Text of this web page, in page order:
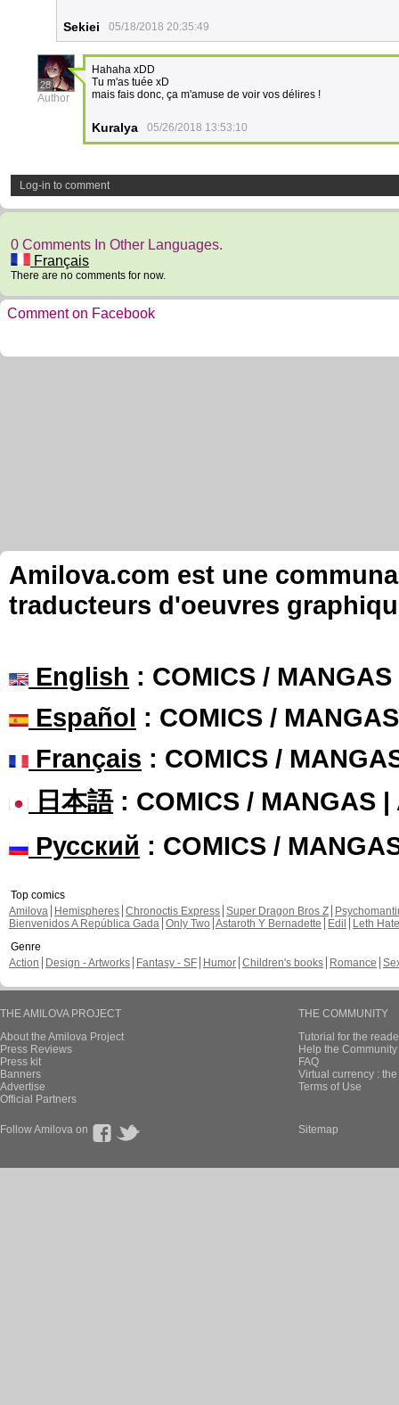
Sekiei 05/18/2018 20:35:49
28
Author
Hahaha xDD
Tu m'as tuée xD
mais fais donc, ça m'amuse de voir vos délires !
Kuralya 05/26/2018 13:53:10
Log-in to comment
0 Comments In Other Languages.
Français
There are no comments for now.
Comment on Facebook
Amilova.com est une
traducteurs d'oeuvres
English : COMICS /
Español : COMICS /
Français : COMICS /
日本語: COMICS / MANGAS |
Русский : COMICS /
Top comics
Amilova
Hemispheres Chronoctis Express Super Dragon Bros Z
Bienvenidos A República Gada Only Two Astaroth Y Bernadette Edil
Leth Hate
Genre
Action
Design - Artworks Fantasy - SF Humor Children's books Romance
THE AMILOVA PROJECT
About the Amilova Project
Press Reviews
Press kit
Banners
Advertise
Official Partners
THE COMMUNITY
Tutorial for the
Help the
FAQ
Virtual currency :
Terms of Use
Follow Amilova on Sitemap